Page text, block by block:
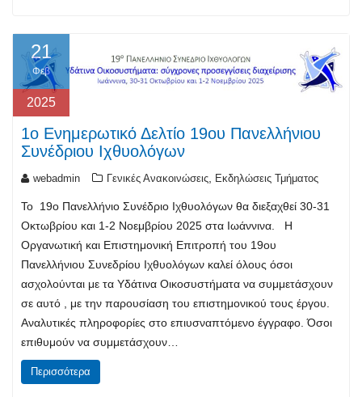
21
Φεβ
2025
1ο Ενημερωτικό Δελτίο 19oυ Πανελλήνιου
Συνέδριου Ιχθυολόγων
webadmin Γενικές Ανακοινώσεις Εκδηλώσεις Τμήματος
Το 19ο Πανελλήνιο Συνέδριο Ιχθυολόγων θα διεξαχθεί 30-31
Οκτωβρίου και 1-2 Νοεμβρίου 2025 στα Ιωάννινα. Η
Οργανωτική και Επιστημονική Επιτροπή του 19ου
Πανελλήνιου Συνεδρίου Ιχθυολόγων καλεί όλους όσοι
ασχολούνται με τα Υδάτινα Oικοσυστήματα να συμμετάσχουν
σε αυτό , με την παρουσίαση του επιστημονικού τους έργου.
Αναλυτικές πληροφορίες στο επιυσναπτόμενο έγγραφο. Όσοι
επιθυμούν να συμμετάσχουν…
Περισσότερα